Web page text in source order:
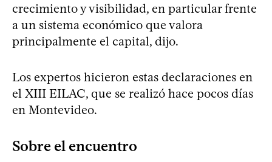
crecimiento y visibilidad, en particular frente
a un sistema económico que valora
principalmente el capital, dijo.
Los expertos hicieron estas declaraciones en
el XIII EILAC, que se realizó hace pocos días
en Montevideo.
Sobre el encuentro